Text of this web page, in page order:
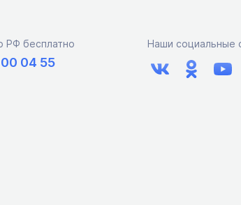
РФ бесплатно
04 55
Наши социальные